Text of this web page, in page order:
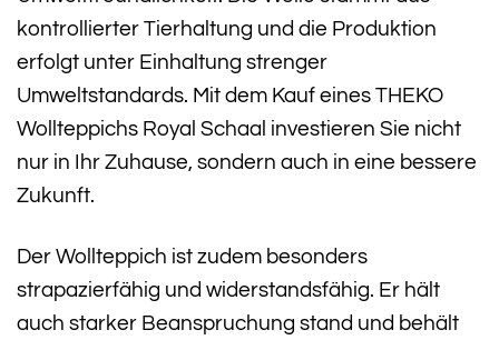
kontrollierter Tierhaltung und die Produktion
erfolgt unter Einhaltung strenger
Umweltstandards. Mit dem Kauf eines THEKO
Wollteppichs Royal Schaal investieren Sie nicht
nur in Ihr Zuhause, sondern auch in eine bessere
Zukunft.
Der Wollteppich ist zudem besonders
strapazierfähig und widerstandsfähig. Er hält
auch starker Beanspruchung stand und behält